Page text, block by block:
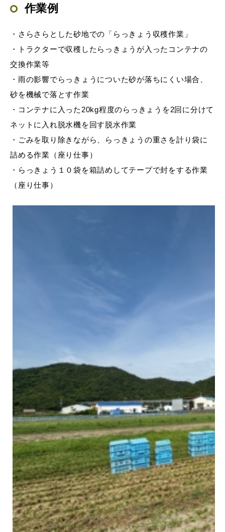
作業例
・さらさらとした砂地での「らっきょう収穫作業」
・トラクターで収穫したらっきょうが入ったコンテナの
交換作業等
・雨の影響でらっきょうについた砂が落ちにくい場合、
砂を機械で落とす作業
・コンテナに入った20kg程度のらっきょうを2回に分けて
ネットに入れ脱水機を回す脱水作業
・ごみを取り除きながら、らっきょうの重さを計り袋に
詰める作業（座り仕事）
・らっきょう１０袋を箱詰めしてテープで封をする作業
（座り仕事）